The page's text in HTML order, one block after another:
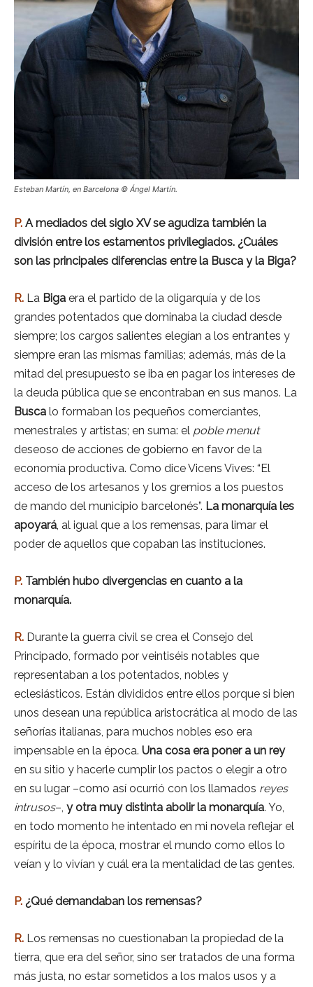
Esteban Martín, en Barcelona © Ángel Martín.
P. A mediados del siglo XV se agudiza también la
división entre los estamentos privilegiados. ¿Cuáles
son las principales diferencias entre la Busca y la Biga?
R. La Biga era el partido de la oligarquía y de los
grandes potentados que dominaba la ciudad desde
siempre; los cargos salientes elegían a los entrantes y
siempre eran las mismas familias; además, más de la
mitad del presupuesto se iba en pagar los intereses de
la deuda pública que se encontraban en sus manos. La
Busca lo formaban los pequeños comerciantes,
menestrales y artistas; en suma: el poble menut
deseoso de acciones de gobierno en favor de la
economía productiva. Como dice Vicens Vives: “El
acceso de los artesanos y los gremios a los puestos
de mando del municipio barcelonés”. La monarquía les
apoyará , al igual que a los remensas, para limar el
poder de aquellos que copaban las instituciones.
P. También hubo divergencias en cuanto a la
monarquía.
R. Durante la guerra civil se crea el Consejo del
Principado, formado por veintiséis notables que
representaban a los potentados, nobles y
eclesiásticos. Están divididos entre ellos porque si bien
unos desean una república aristocrática al modo de las
señorías italianas, para muchos nobles eso era
impensable en la época. Una cosa era poner a un rey
en su sitio y hacerle cumplir los pactos o elegir a otro
en su lugar –como así ocurrió con los llamados reyes
intrusos–, y otra muy distinta abolir la monarquía. Yo,
en todo momento he intentado en mi novela reflejar el
espíritu de la época, mostrar el mundo como ellos lo
veían y lo vivían y cuál era la mentalidad de las gentes.
P. ¿Qué demandaban los remensas?
R. Los remensas no cuestionaban la propiedad de la
tierra, que era del señor, sino ser tratados de una forma
más justa, no estar sometidos a los malos usos y a